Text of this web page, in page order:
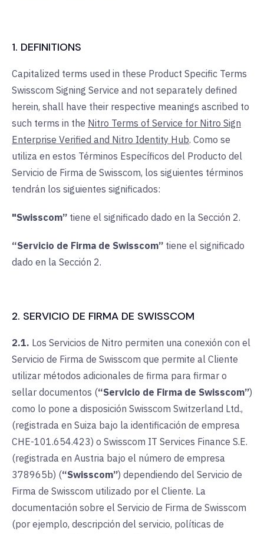
1. DEFINITIONS
Capitalized terms used in these Product Specific Terms
Swisscom Signing Service and not separately defined
herein, shall have their respective meanings ascribed to
such terms in the Nitro Terms of Service for Nitro Sign
Enterprise Verified and Nitro Identity Hub. Como se
utiliza en estos Términos Específicos del Producto del
Servicio de Firma de Swisscom, los siguientes términos
tendrán los siguientes significados:
"Swisscom” tiene el significado dado en la Sección 2.
“Servicio de Firma de Swisscom” tiene el significado
dado en la Sección 2.
2. SERVICIO DE FIRMA DE SWISSCOM
2.1. Los Servicios de Nitro permiten una conexión con el
Servicio de Firma de Swisscom que permite al Cliente
utilizar métodos adicionales de firma para firmar o
sellar documentos (“Servicio de Firma de Swisscom”)
como lo pone a disposición Swisscom Switzerland Ltd.,
(registrada en Suiza bajo la identificación de empresa
CHE-101.654.423) o Swisscom IT Services Finance S.E.
(registrada en Austria bajo el número de empresa
378965b) (“Swisscom”) dependiendo del Servicio de
Firma de Swisscom utilizado por el Cliente. La
documentación sobre el Servicio de Firma de Swisscom
(por ejemplo, descripción del servicio, políticas de